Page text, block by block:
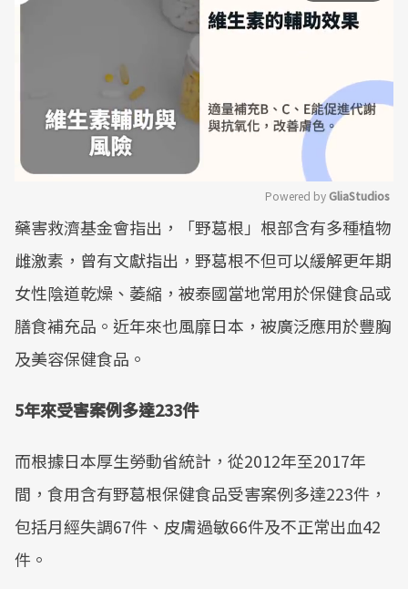
Mute
Powered by GliaStudios
藥害救濟基金會指出，「野葛根」根部含有多種植物
雌激素，曾有文獻指出，野葛根不但可以緩解更年期
女性陰道乾燥、萎縮，被泰國當地常用於保健食品或
膳食補充品。近年來也風靡日本，被廣泛應用於豐胸
及美容保健食品。
5年來受害案例多達233件
而根據日本厚生勞動省統計，從2012年至2017年
間，食用含有野葛根保健食品受害案例多達223件，
包括月經失調67件、皮膚過敏66件及不正常出血42
件。